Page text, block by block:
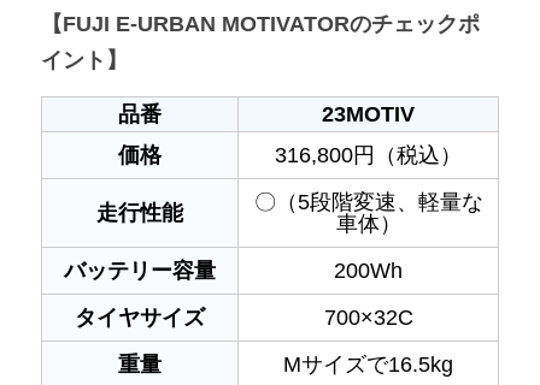
【FUJI E-URBAN MOTIVATORのチェックポ
イント】
品番
23MOTIV
価格
316,800円（税込）
走行性能
〇（5段階変速、軽量な
車体）
バッテリー容量
200Wh
タイヤサイズ
700×32C
重量
Mサイズで16.5kg